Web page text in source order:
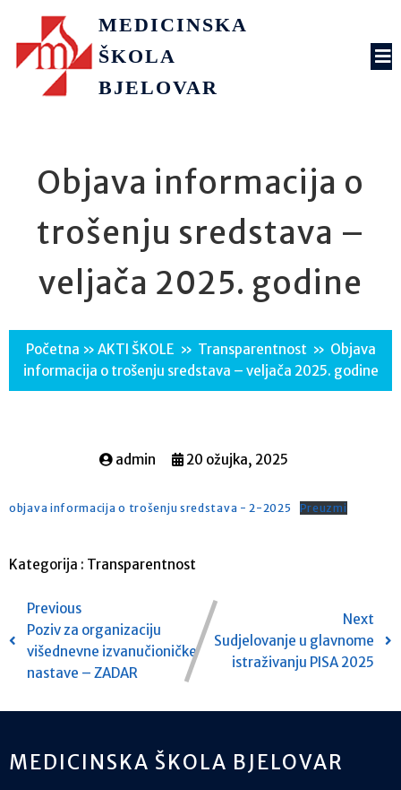
MEDICINSKA
ŠKOLA
BJELOVAR
Objava informacija o
trošenju sredstava –
veljača 2025. godine
Početna » AKTI ŠKOLE » Transparentnost » Objava
informacija o trošenju sredstava – veljača 2025. godine
admin 20 ožujka, 2025
objava informacija o trošenju sredstava - 2-2025 Preuzmi
Kategorija : Transparentnost
Previous
Poziv za organizaciju
višednevne izvanučioničke
nastave – ZADAR
Next
Sudjelovanje u glavnome
istraživanju PISA 2025
MEDICINSKA ŠKOLA BJELOVAR